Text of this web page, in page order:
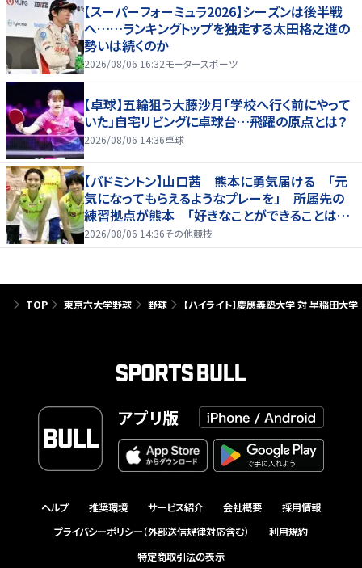
【スーパーフォーミュラ2026】シーズンは後半戦
へ……ランキングトップを独走する太田格之進の
勢いは続くのか
2026/08/06 16:32モータースポーツ
【卓球】五輪狙う大藤沙月「学校へ行く前にやって
いた」自宅リビングに卓球台…飛躍の原点とは？
2026/08/06 14:36卓球
【バドミントン】山口茜 熊本に勇気届ける 「元
気になってもらえるようなプレーを」 所属先の
練習拠点が熊本 「好きなことができることは当
たり前じゃない」
2026/08/06 14:36その他競技
TOP 東京六大学野球 野球 【ハイライト】慶應義塾大学 対 早稲田大学
アプリ版
ヘルプ 推奨環境 サービス紹介 会社概要
採用情報
プライバシーポリシー（外部送信規律対応含む）
利用規約
特定商取引法の表示